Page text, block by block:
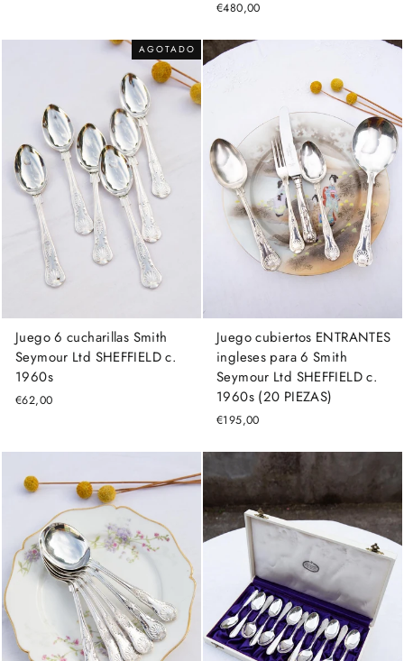
€480,00
AGOTADO
Juego 6 cucharillas Smith
Seymour Ltd SHEFFIELD c.
1960s
€62,00
Juego cubiertos ENTRANTES
ingleses para 6 Smith
Seymour Ltd SHEFFIELD c.
1960s (20 PIEZAS)
€195,00